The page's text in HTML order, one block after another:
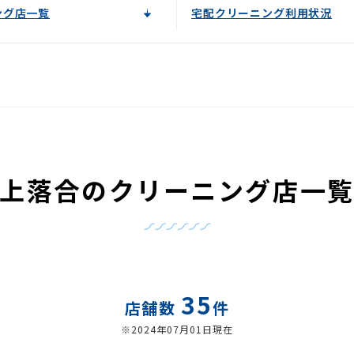
店一覧 宅配クリーニング利用状況
上落合のクリーニング店一覧
店舗数 35件
※2024年07月01日現在